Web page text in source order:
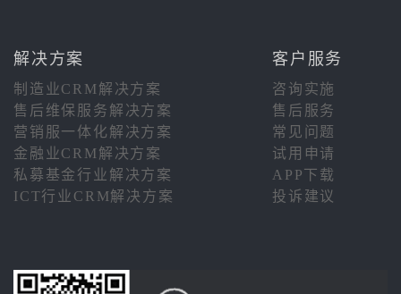
解决方案 客户服务
制造业CRM解决方案
咨询实施
售后维保服务解决方案
售后服务
营销服一体化解决方案
常见问题
金融业CRM解决方案
试用申请
私募基金行业解决方案
APP下载
ICT行业CRM解决方案
投诉建议